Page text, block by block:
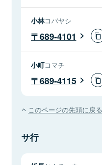
小林コバヤシ
689-4101
小町コマチ
689-4115
このページの先頭に戻る
サ行